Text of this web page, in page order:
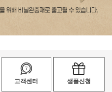
고객센터 샘플신청